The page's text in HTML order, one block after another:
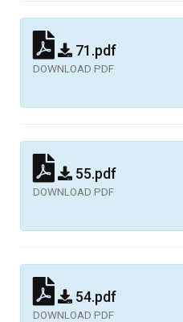
71.pdf
DOWNLOAD PDF
55.pdf
DOWNLOAD PDF
54.pdf
DOWNLOAD PDF